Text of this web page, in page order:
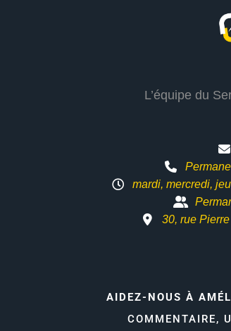
L’équipe du
mardi, mercredi,
30, rue
AIDEZ-NOUS À
COMMENTAIRE,